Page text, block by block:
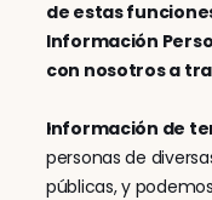
de estas
Información
con nosotros a
Información de
personas de
públicas, y